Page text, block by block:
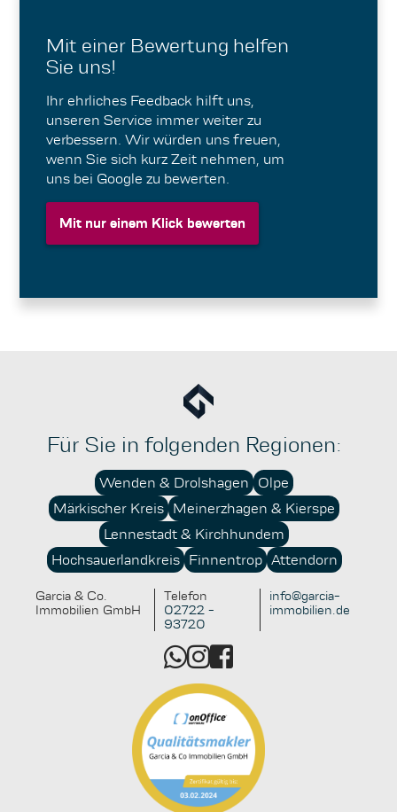
Mit einer Bewertung helfen
Sie uns!
Ihr ehrliches Feedback hilft uns,
unseren Service immer weiter zu
verbessern. Wir würden uns freuen,
wenn Sie sich kurz Zeit nehmen, um
uns bei Google zu bewerten.
Mit nur einem Klick bewerten
Mit nur einem Klick bewerten
Für Sie in folgenden Regionen:
Wenden & Drolshagen
Olpe
Märkischer Kreis Meinerzhagen & Kierspe
Lennestadt & Kirchhundem
Hochsauerlandkreis
Finnentrop Attendorn
Garcia & Co.
Immobilien GmbH
Telefon
02722 -
93720
info@garcia-
immobilien.de